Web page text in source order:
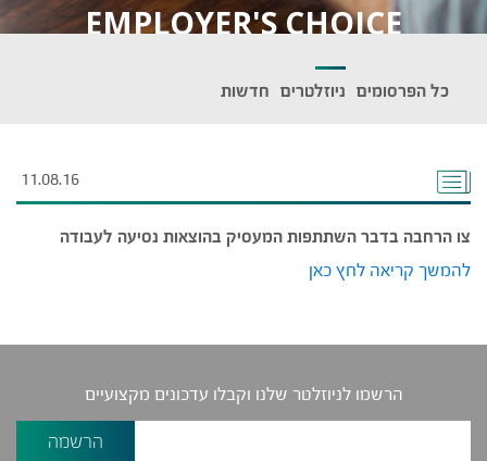
EMPLOYER'S CHOICE
כל הפרסומים ניוזלטרים חדשות
11.08.16
צו הרחבה בדבר השתתפות המעסיק בהוצאות נסיעה לעבודה
להמשך קריאה לחץ כאן
הרשמו לניוזלטר שלנו וקבלו עדכונים מקצועיים